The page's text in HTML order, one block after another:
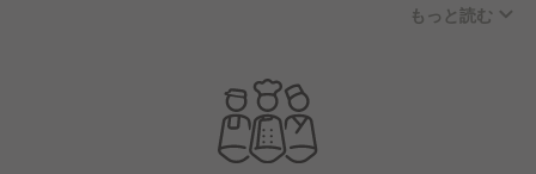
クリエイティブディレクターの佐藤可士和氏がデザイ
温もりを感じさせる店内は全60席。
カウンター席とテーブル席を配置し、昼は気軽に、夜
は大人の雰囲気の中で渋谷の景色を一望しながらお食
もっと読む